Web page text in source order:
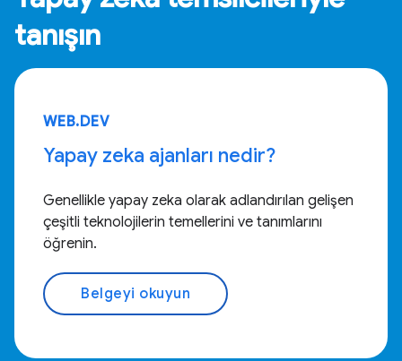
tanışın
WEB.DEV
Yapay zeka ajanları nedir?
Genellikle yapay zeka olarak adlandırılan gelişen
çeşitli teknolojilerin temellerini ve tanımlarını
öğrenin.
Belgeyi okuyun